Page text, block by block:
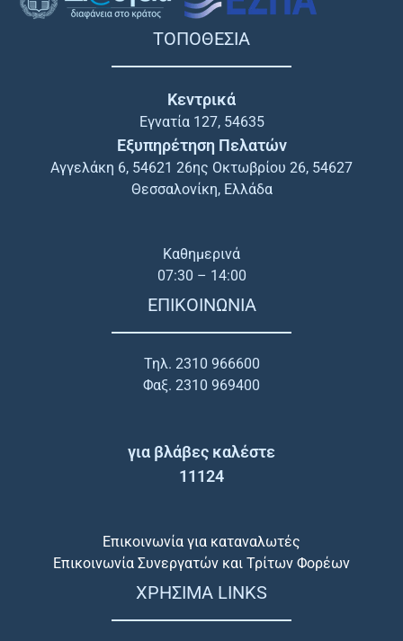
ΤΟΠΟΘΕΣΙΑ
Κεντρικά
Εγνατία 127, 54635
Εξυπηρέτηση Πελατών
Αγγελάκη 6, 54621 26ης Οκτωβρίου 26, 54627
Θεσσαλονίκη, Ελλάδα
Καθημερινά
07:30 – 14:00
ΕΠΙΚΟΙΝΩΝΙΑ
Τηλ. 2310 966600
Φαξ. 2310 969400
για βλάβες καλέστε
11124
Επικοινωνία για καταναλωτές
Επικοινωνία Συνεργατών και Τρίτων Φορέων
ΧΡΗΣΙΜΑ LINKS